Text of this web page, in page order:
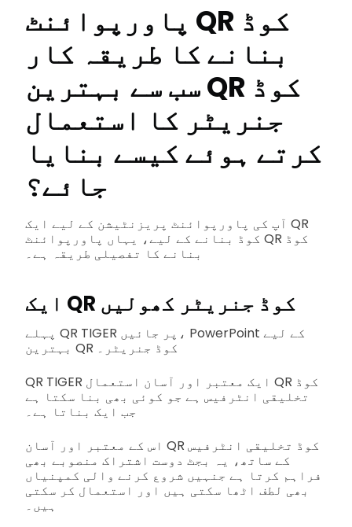
پاورپوائنٹ QR کوڈ
بنانے کا طریقہ کار
سب سے بہترین QR کوڈ
جنریٹر کا استعمال
کرتے ہوئے کیسے بنایا
جائے؟
آپ کی پاورپوائنٹ پریزنٹیشن کے لیے ایک QR
کوڈ بنانے کے لیے، یہاں پاورپوائنٹ QR کوڈ
بنانے کا تفصیلی طریقہ ہے۔
ایک QR کوڈ جنریٹر کھولیں
پہلے QR TIGER پر جائیں، PowerPoint کے لیے
بہترین QR کوڈ جنریٹر۔
QR TIGER ایک معتبر اور آسان استعمال QR کوڈ
تخلیقی انٹرفیس ہے جو کوئی بھی بنا سکتا ہے
جب ایک بناتا ہے۔
اس کے معتبر اور آسان QR کوڈ تخلیقی انٹرفیس
کے ساتھ، یہ بجٹ دوست اشتراک منصوبے بھی
فراہم کرتا ہے جنہیں شروع کرنے والی کمپنیاں
بھی لطف اٹھا سکتی ہیں اور استعمال کر سکتی
ہیں۔